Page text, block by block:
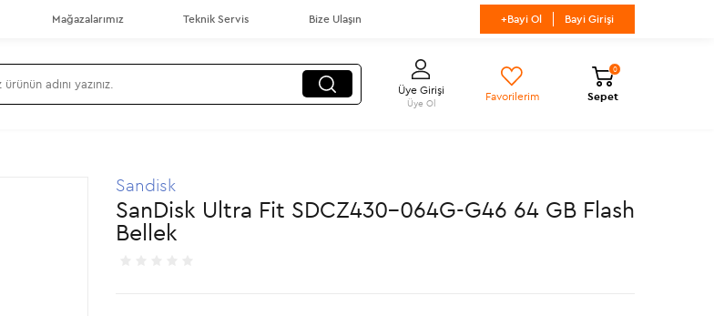
Mağazalarımız Teknik Servis Bize Ulaşın +Bayi Ol Bayi Girişi
Üye Girişi
Üye Ol
Favorilerim Sepet
0
Sandisk
SanDisk Ultra Fit SDCZ430-064G-G46 64 GB Flash
Bellek